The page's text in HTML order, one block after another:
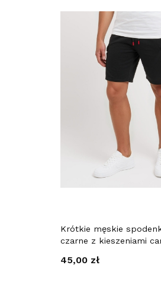
Krótkie męskie
czarne z kieszeniami
Cena
45,00 zł